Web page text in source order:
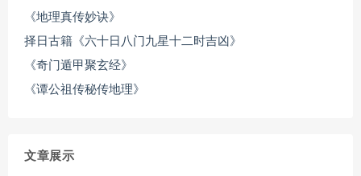
《地理真传妙诀》
择日古籍《六十日八门九星十二时吉凶》
《奇门遁甲聚玄经》
《谭公祖传秘传地理》
文章展示